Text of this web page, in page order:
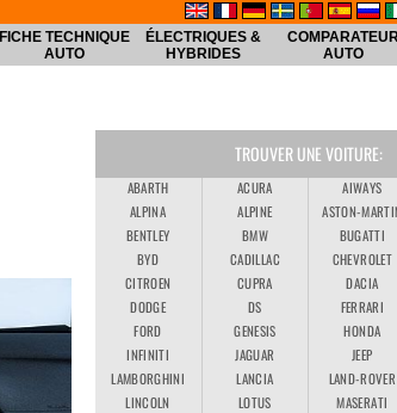
FICHE TECHNIQUE
AUTO
ÉLECTRIQUES &
HYBRIDES
AUTO
TROUVER UNE VOITURE:
ABARTH ACURA AIWAYS
ALPINA
ALPINE ASTON-
BENTLEY
BMW BUGATTI
BYD
CADILLAC CHEVROLET
CITROEN
CUPRA DACIA
DODGE
DS FERRARI
FORD
GENESIS HONDA
INFINITI
JAGUAR JEEP
LAMBORGHINI
LANCIA LAND-ROVER
LINCOLN
LOTUS MASERATI